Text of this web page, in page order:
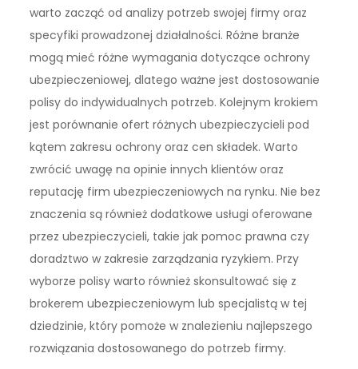
warto zacząć od analizy potrzeb swojej firmy oraz
specyfiki prowadzonej działalności. Różne branże
mogą mieć różne wymagania dotyczące ochrony
ubezpieczeniowej, dlatego ważne jest dostosowanie
polisy do indywidualnych potrzeb. Kolejnym krokiem
jest porównanie ofert różnych ubezpieczycieli pod
kątem zakresu ochrony oraz cen składek. Warto
zwrócić uwagę na opinie innych klientów oraz
reputację firm ubezpieczeniowych na rynku. Nie bez
znaczenia są również dodatkowe usługi oferowane
przez ubezpieczycieli, takie jak pomoc prawna czy
doradztwo w zakresie zarządzania ryzykiem. Przy
wyborze polisy warto również skonsultować się z
brokerem ubezpieczeniowym lub specjalistą w tej
dziedzinie, który pomoże w znalezieniu najlepszego
rozwiązania dostosowanego do potrzeb firmy.